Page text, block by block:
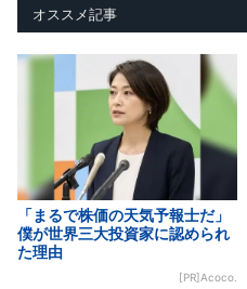
オススメ記事
「まるで株価の天気予報士だ」
僕が世界三大投資家に認められ
た理由
[PR]Acoco.